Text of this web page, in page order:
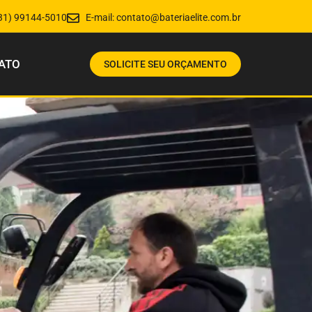
99144-5010 E-mail:contato@bateriaelite.com.br
SOLICITE SEU ORÇAMENTO